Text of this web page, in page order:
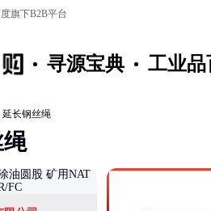
旗下B2B平台
寻源宝典 工业品
延长钢丝绳